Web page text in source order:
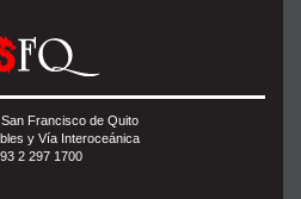
Francisco de Quito
y Vía Interoceánica
2 297 1700